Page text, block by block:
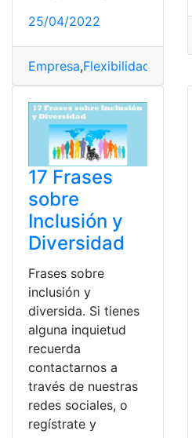
25/04/2022
Empresa,Flexibilidad
17 Frases
sobre
Inclusión y
Diversidad
Frases sobre
inclusión y
diversida. Si tienes
alguna inquietud
recuerda
contactarnos a
través de nuestras
redes sociales, o
regístrate y